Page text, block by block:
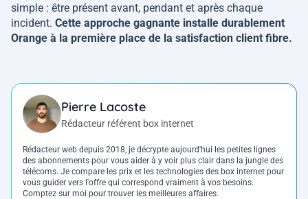
simple : être présent avant, pendant et après chaque
incident. Cette approche gagnante installe durablement
Orange à la première place de la satisfaction client fibre.
Pierre Lacoste
Rédacteur référent box internet
Rédacteur web depuis 2018, je décrypte aujourd'hui les petites lignes
des abonnements pour vous aider à y voir plus clair dans la jungle des
télécoms. Je compare les prix et les technologies des box internet pour
vous guider vers l'offre qui correspond vraiment à vos besoins.
Comptez sur moi pour trouver les meilleures affaires.